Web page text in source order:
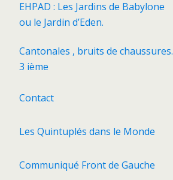
EHPAD : Les Jardins de Babylone
ou le Jardin d’Eden.
Cantonales , bruits de chaussures.
3 ième
Contact
Les Quintuplés dans le Monde
Communiqué Front de Gauche